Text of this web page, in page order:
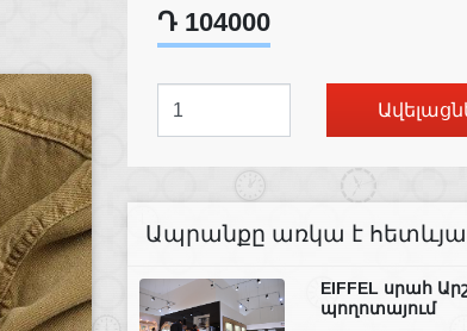
Դ 104000
Ապրանքը առկա է
EIFFEL սրահ
պողոտայում